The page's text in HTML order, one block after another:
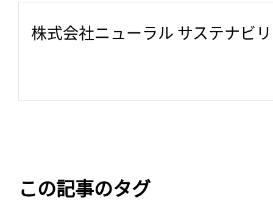
株式会社ニューラル サステナビ
この記事のタグ